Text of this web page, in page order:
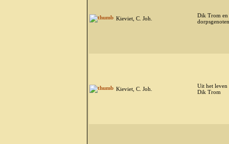
Kieviet, C. Joh.
Dik Trom
dorpsgenoten
Kieviet, C. Joh.
Uit het leven
Dik Trom